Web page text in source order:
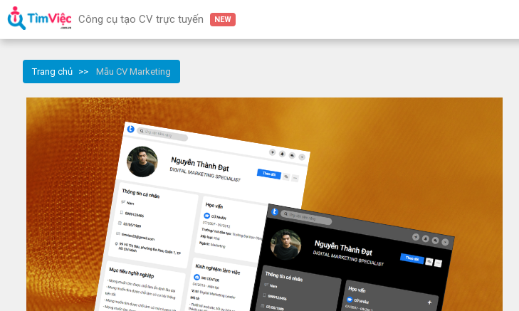
Công cụ tạo CV trực tuyến NEW
Trang chủ Mẫu CV Marketing